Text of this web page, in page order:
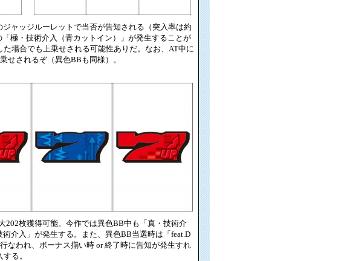
ャッジルーレットで当否が告知される（突入率は約
極・技術介入（青カットイン）」が発生することが
場合でも上乗せされる可能性ありだ。なお、AT中に
せされるぞ（異色BBも同様）。
202枚獲得可能。今作では異色BB中も「真・技術介
術介入」が発生する。また、異色BB当選時は「feat.D
なわれ、ボーナス揃い時 or 終了時に告知が発生すれ
る。